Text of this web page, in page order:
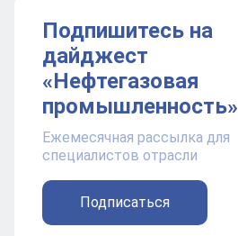
Подпишитесь на
дайджест
«Нефтегазовая
промышленность»
Ежемесячная рассылка для
специалистов отрасли
Подписаться